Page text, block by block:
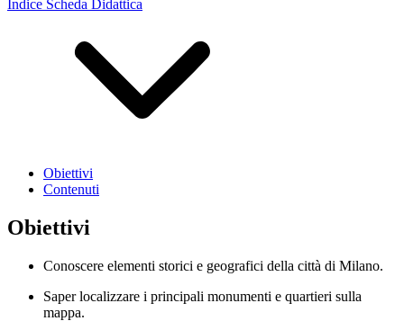
Indice Scheda Didattica
Obiettivi
Contenuti
Obiettivi
Conoscere elementi storici e geografici della città di Milano.
Saper localizzare i principali monumenti e quartieri sulla
mappa.